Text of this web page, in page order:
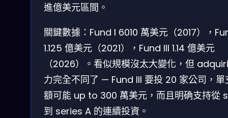
進億美元區間。
關鍵數據：Fund I 6010 萬美元（2017），
1.125 億美元（2021），Fund III 1.14 億美元
（2026）。看似規模沒太大變化，但
力完全不同了 — Fund III 要投 20 家公司，單
額可能 up to 300 萬美元，而且明确支持從
到 series A 的連續投資。